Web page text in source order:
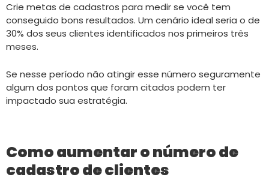
Crie metas de cadastros para medir se você tem
conseguido bons resultados. Um cenário ideal seria o de
30% dos seus clientes identificados nos primeiros três
meses.
Se nesse período não atingir esse número seguramente
algum dos pontos que foram citados podem ter
impactado sua estratégia.
Como aumentar o número de
cadastro de clientes